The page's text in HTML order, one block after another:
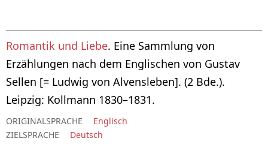
Romantik und Liebe. Eine Sammlung von
Erzählungen nach dem Englischen von Gustav
Sellen [= Ludwig von Alvensleben]. (2 Bde.).
Leipzig: Kollmann 1830–1831.
ORIGINALSPRACHE
Englisch
ZIELSPRACHE
Deutsch